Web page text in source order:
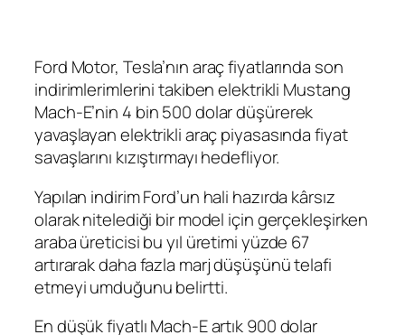
Ford Motor, Tesla’nın araç fiyatlarında son
indirimlerimlerini takiben elektrikli Mustang
Mach-E’nin 4 bin 500 dolar düşürerek
yavaşlayan elektrikli araç piyasasında fiyat
savaşlarını kızıştırmayı hedefliyor.
Yapılan indirim Ford’un hali hazırda kârsız
olarak nitelediği bir model için gerçekleşirken
araba üreticisi bu yıl üretimi yüzde 67
artırarak daha fazla marj düşüşünü telafi
etmeyi umduğunu belirtti.
En düşük fiyatlı Mach-E artık 900 dolar